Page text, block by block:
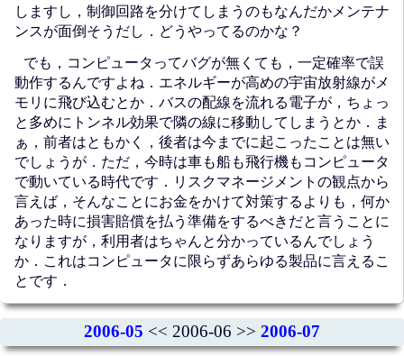
しますし，制御回路を分けてしまうのもなんだかメンテナ
ンスが面倒そうだし．どうやってるのかな？
でも，コンピュータってバグが無くても，一定確率で誤
動作するんですよね．エネルギーが高めの宇宙放射線がメ
モリに飛び込むとか．バスの配線を流れる電子が，ちょっ
と多めにトンネル効果で隣の線に移動してしまうとか．ま
ぁ，前者はともかく，後者は今までに起こったことは無い
でしょうが．ただ，今時は車も船も飛行機もコンピュータ
で動いている時代です．リスクマネージメントの観点から
言えば，そんなことにお金をかけて対策するよりも，何か
あった時に損害賠償を払う準備をするべきだと言うことに
なりますが，利用者はちゃんと分かっているんでしょう
か．これはコンピュータに限らずあらゆる製品に言えるこ
とです．
2006-05 << 2006-06 >> 2006-07